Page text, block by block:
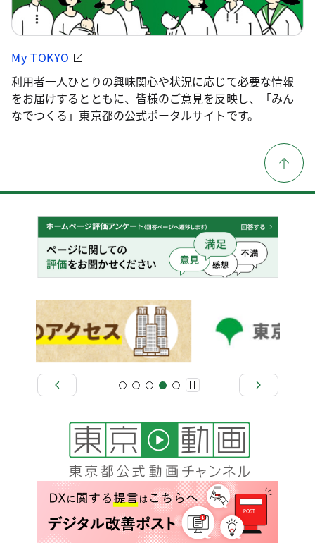
My TOKYO
利用者一人ひとりの興味関心や状況に応じて必要な情報
をお届けするとともに、皆様のご意見を反映し、「みん
なでつくる」東京都の公式ポータルサイトです。